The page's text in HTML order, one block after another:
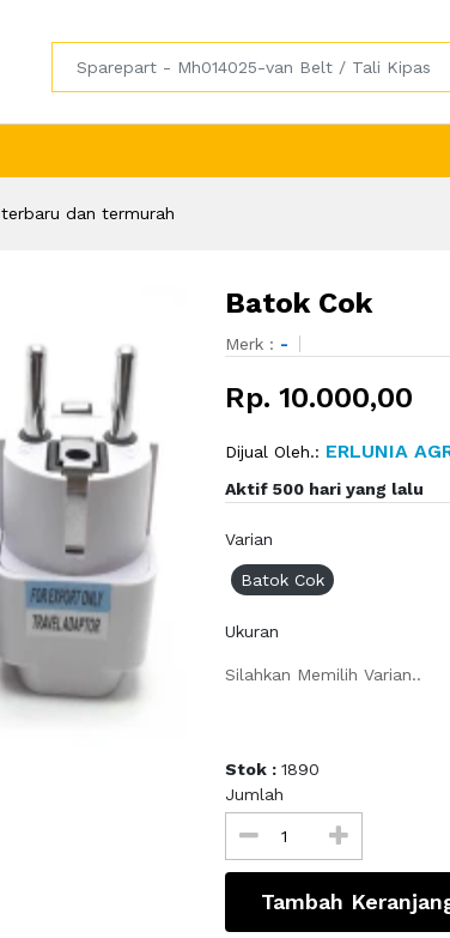
terbaru dan termurah
Batok Cok
Merk : -
Rp. 10.000,00
Dijual Oleh.: ERLUNIA
Aktif 500 hari yang lalu
Varian
Batok Cok
Ukuran
Silahkan Memilih Varian..
Stok : 1890
Jumlah
Tambah